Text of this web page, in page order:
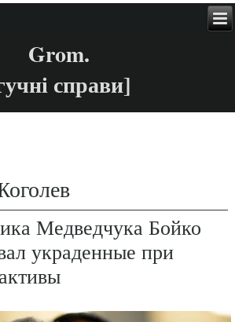
Grom.
справи]
Медведчука Бойко
украденные при